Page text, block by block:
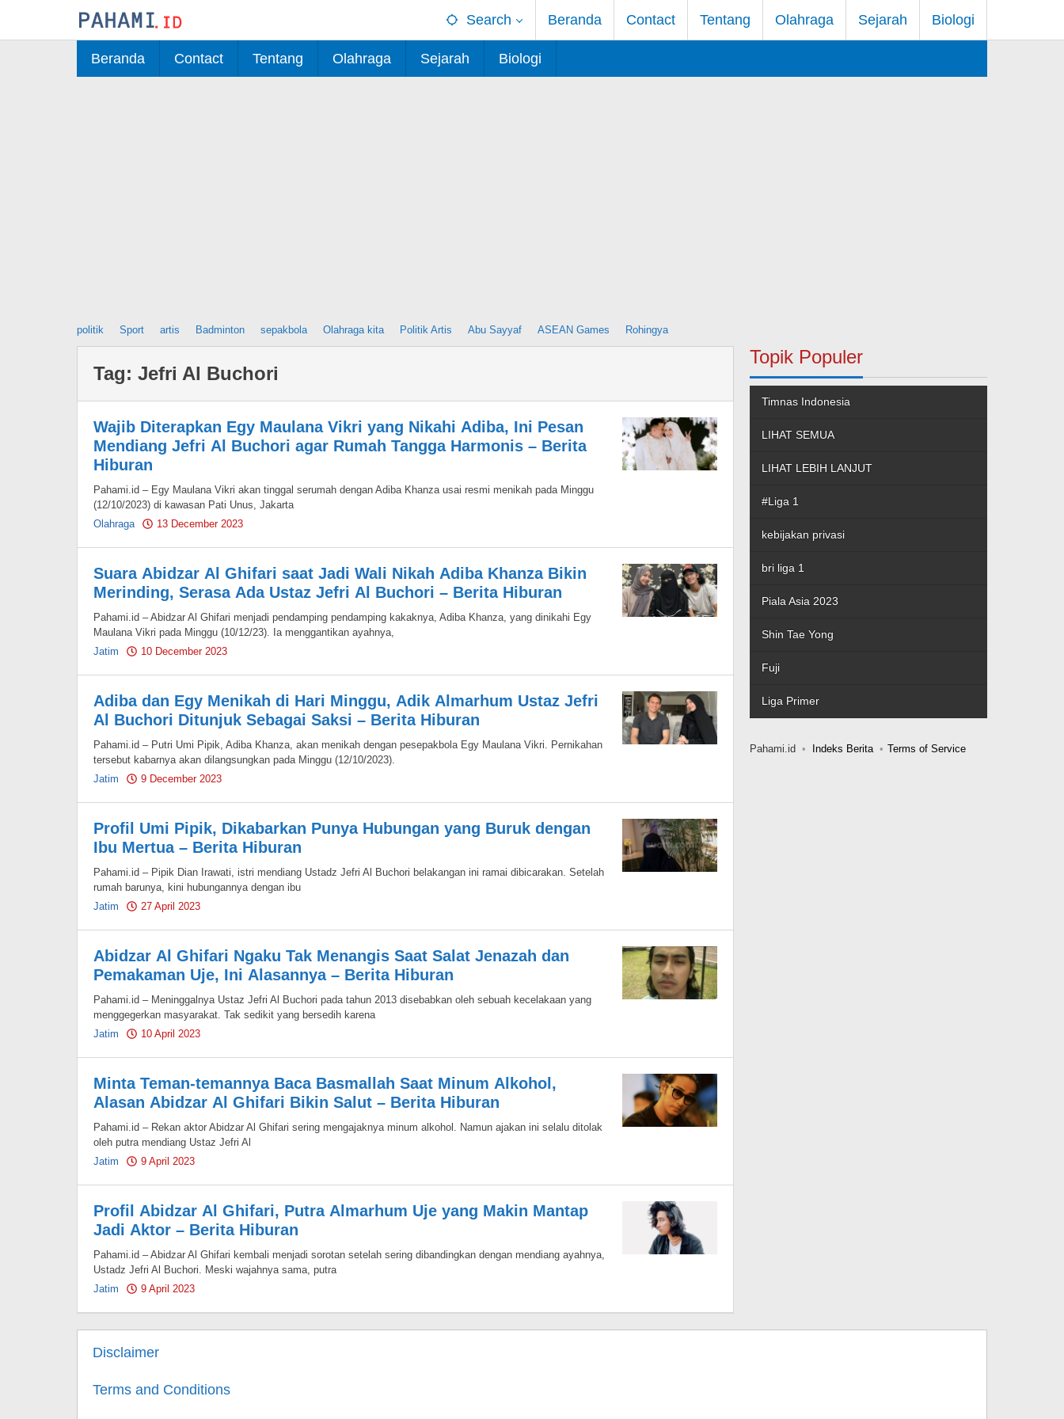
Search Beranda Contact Tentang Olahraga Sejarah Biologi
Beranda Contact Tentang Olahraga Sejarah Biologi
politik Sport artis Badminton sepakbola Olahraga kita Politik Artis Abu Sayyaf ASEAN Games Rohingya
Tag: Jefri Al Buchori
Wajib Diterapkan Egy Maulana Vikri yang Nikahi Adiba, Ini Pesan
Mendiang Jefri Al Buchori agar Rumah Tangga Harmonis – Berita
Hiburan
Pahami.id – Egy Maulana Vikri akan tinggal serumah dengan Adiba Khanza usai resmi menikah pada Minggu
(12/10/2023) di kawasan Pati Unus, Jakarta
Olahraga
13 December 2023
Suara Abidzar Al Ghifari saat Jadi Wali Nikah Adiba Khanza Bikin
Merinding, Serasa Ada Ustaz Jefri Al Buchori – Berita Hiburan
Pahami.id – Abidzar Al Ghifari menjadi pendamping pendamping kakaknya, Adiba Khanza, yang dinikahi Egy
Maulana Vikri pada Minggu (10/12/23). Ia menggantikan ayahnya,
Jatim
10 December 2023
Adiba dan Egy Menikah di Hari Minggu, Adik Almarhum Ustaz Jefri
Al Buchori Ditunjuk Sebagai Saksi – Berita Hiburan
Pahami.id – Putri Umi Pipik, Adiba Khanza, akan menikah dengan pesepakbola Egy Maulana Vikri. Pernikahan
tersebut kabarnya akan dilangsungkan pada Minggu (12/10/2023).
Jatim
9 December 2023
Profil Umi Pipik, Dikabarkan Punya Hubungan yang Buruk dengan
Ibu Mertua – Berita Hiburan
Pahami.id – Pipik Dian Irawati, istri mendiang Ustadz Jefri Al Buchori belakangan ini ramai dibicarakan. Setelah
rumah barunya, kini hubungannya dengan ibu
Jatim
27 April 2023
Abidzar Al Ghifari Ngaku Tak Menangis Saat Salat Jenazah dan
Pemakaman Uje, Ini Alasannya – Berita Hiburan
Pahami.id – Meninggalnya Ustaz Jefri Al Buchori pada tahun 2013 disebabkan oleh sebuah kecelakaan yang
menggegerkan masyarakat. Tak sedikit yang bersedih karena
Jatim
10 April 2023
Minta Teman-temannya Baca Basmallah Saat Minum Alkohol,
Alasan Abidzar Al Ghifari Bikin Salut – Berita Hiburan
Pahami.id – Rekan aktor Abidzar Al Ghifari sering mengajaknya minum alkohol. Namun ajakan ini selalu ditolak
oleh putra mendiang Ustaz Jefri Al
Jatim
9 April 2023
Profil Abidzar Al Ghifari, Putra Almarhum Uje yang Makin Mantap
Jadi Aktor – Berita Hiburan
Pahami.id – Abidzar Al Ghifari kembali menjadi sorotan setelah sering dibandingkan dengan mendiang ayahnya,
Ustadz Jefri Al Buchori. Meski wajahnya sama, putra
Jatim
9 April 2023
Topik Populer
Timnas Indonesia
LIHAT SEMUA
LIHAT LEBIH LANJUT
#Liga 1
kebijakan privasi
bri liga 1
Piala Asia 2023
Shin Tae Yong
Fuji
Liga Primer
Pahami.id Indeks Berita Terms of Service
Disclaimer
Terms and Conditions